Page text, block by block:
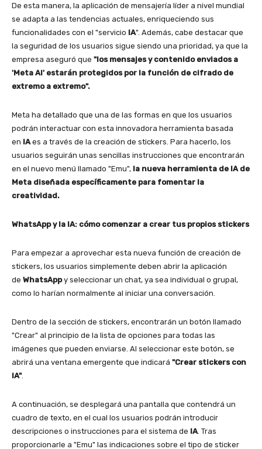
De esta manera, la aplicación de mensajería líder a nivel mundial
se adapta a las tendencias actuales, enriqueciendo sus
funcionalidades con el "servicio IA". Además, cabe destacar que
la seguridad de los usuarios sigue siendo una prioridad, ya que la
empresa aseguró que "los mensajes y contenido enviados a
'Meta AI' estarán protegidos por la función de cifrado de
extremo a extremo".
Meta ha detallado que una de las formas en que los usuarios
podrán interactuar con esta innovadora herramienta basada
en IA es a través de la creación de stickers. Para hacerlo, los
usuarios seguirán unas sencillas instrucciones que encontrarán
en el nuevo menú llamado "Emu", la nueva herramienta de IA de
Meta diseñada específicamente para fomentar la
creatividad.
WhatsApp y la IA: cómo comenzar a crear tus propios stickers
Para empezar a aprovechar esta nueva función de creación de
stickers, los usuarios simplemente deben abrir la aplicación
de WhatsAppy seleccionar un chat, ya sea individual o grupal,
como lo harían normalmente al iniciar una conversación.
Dentro de la sección de stickers, encontrarán un botón llamado
"Crear" al principio de la lista de opciones para todas las
imágenes que pueden enviarse. Al seleccionar este botón, se
abrirá una ventana emergente que indicará "Crear stickers con
IA".
A continuación, se desplegará una pantalla que contendrá un
cuadro de texto, en el cual los usuarios podrán introducir
descripciones o instrucciones para el sistema de IA . Tras
proporcionarle a "Emu" las indicaciones sobre el tipo de sticker